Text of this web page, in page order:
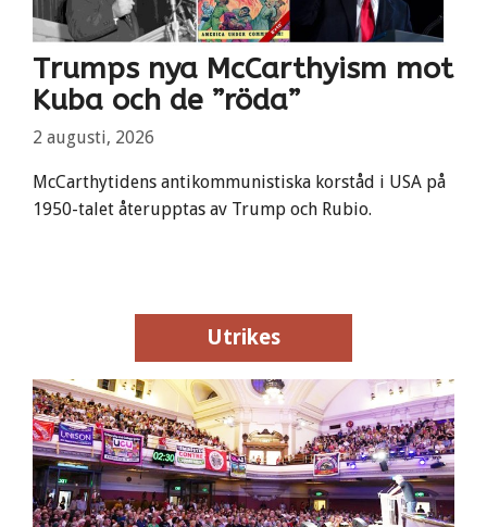
Trumps nya McCarthyism mot
Kuba och de ”röda”
2 augusti, 2026
McCarthytidens antikommunistiska korståd i USA på
1950-talet återupptas av Trump och Rubio.
Utrikes
Utrikes